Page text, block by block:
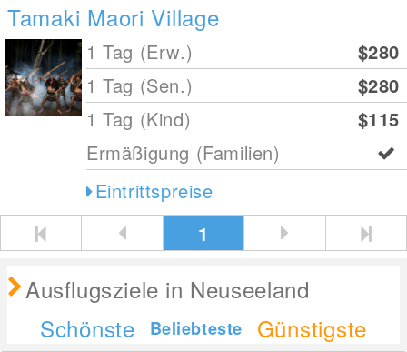
Tamaki Maori Village
1 Tag (Erw.)
$280
1 Tag (Sen.)
$280
1 Tag (Kind)
$115
Ermäßigung (Familien)
Eintrittspreise
1
Ausflugsziele in Neuseeland
Schönste
Beliebteste
Günstigste